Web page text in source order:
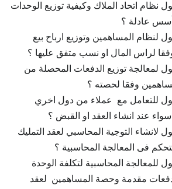
نظام اتحاد الملاك وكيفية توزيع الوحدات
عادلة ؟
لنظام المساهمين وتوزيع ارباح بيع
وفقا لراس المال او نسب متفق عليها ؟
لمعالجة توزيع الدفعات المحصلة من
وفقا لحصته ؟
للتعامل مع عملاء من دول اخري
عند انشاء العقد او القبض ؟
لانشاء التوجية المحاسبي لعقد التمليك
فى المعالجة المحاسبية ؟
للمعالجة المحاسبية لتكلفة الوحدة
دفعات مقدمة وحصة المساهمين لعقد